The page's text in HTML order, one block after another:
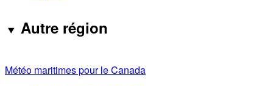
Autre région
Météo maritimes pour le Canada